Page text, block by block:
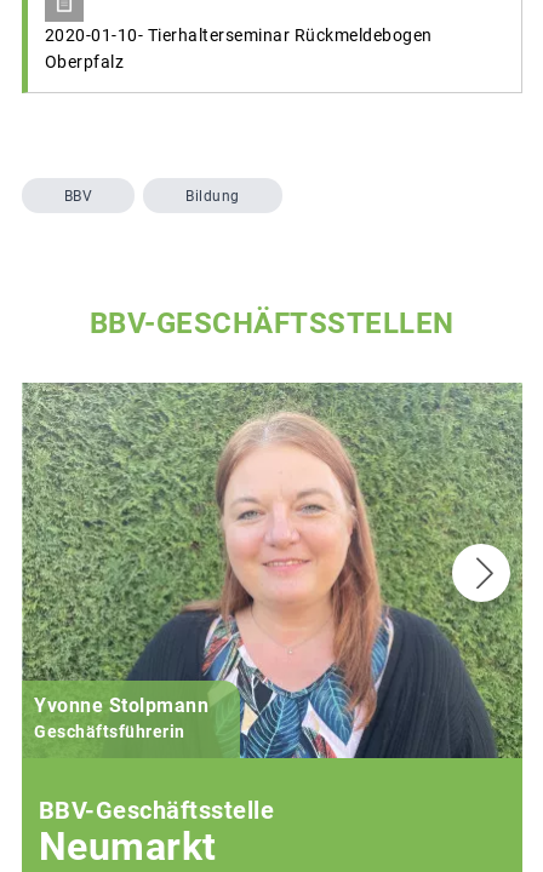
2020-01-10- Tierhalterseminar Rückmeldebogen
Oberpfalz
BBV Bildung
BBV-GESCHÄFTSSTELLEN
Yvonne Stolpmann
Geschäftsführerin
BBV-Geschäftsstelle
Neumarkt